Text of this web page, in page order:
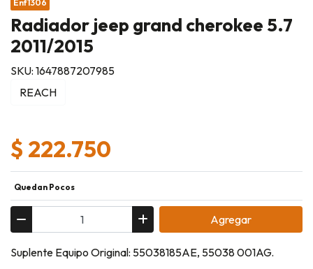
Enf1306
Radiador jeep grand cherokee 5.7
2011/2015
SKU: 1647887207985
REACH
$ 222.750
Quedan Pocos
Agregar
Suplente Equipo Original: 55038185AE, 55038 001AG.